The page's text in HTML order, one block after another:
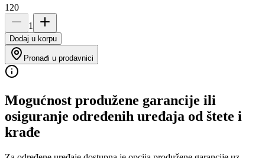
120
1
Dodaj u korpu
Pronađi u prodavnici
Mogućnost produžene garancije ili
osiguranje određenih uređaja od štete i
krađe